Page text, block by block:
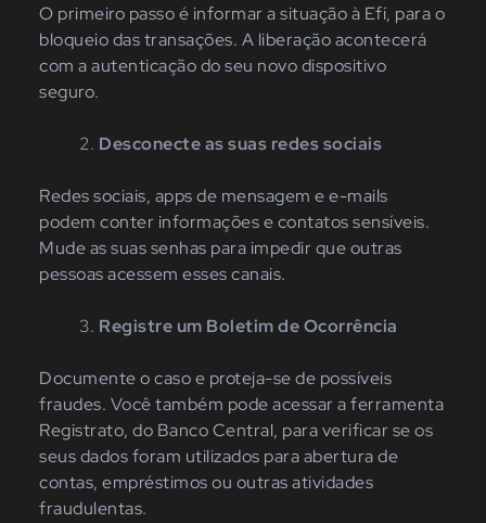
O primeiro passo é informar a situação à Efí, para o
bloqueio das transações. A liberação acontecerá
com a autenticação do seu novo dispositivo
seguro.
Desconecte as suas redes sociais
Redes sociais, apps de mensagem e e-mails
podem conter informações e contatos sensíveis.
Mude as suas senhas para impedir que outras
pessoas acessem esses canais.
Registre um Boletim de Ocorrência
Documente o caso e proteja-se de possíveis
fraudes. Você também pode acessar a ferramenta
Registrato, do Banco Central, para verificar se os
seus dados foram utilizados para abertura de
contas, empréstimos ou outras atividades
fraudulentas.